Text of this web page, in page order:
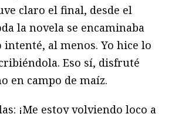
claro el final, desde el
la novela se encaminaba
intenté, al menos. Yo hice lo
Eso sí, disfruté
en campo de maíz.
¡Me estoy volviendo loco a